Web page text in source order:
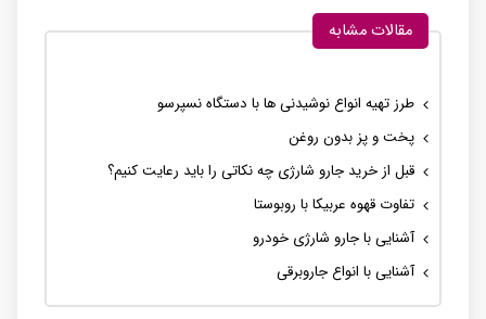
مقالات مشابه
طرز تهیه انواع نوشیدنی ها با دستگاه نسپرسو
پخت و پز بدون روغن
قبل از خرید جارو شارژی چه نکاتی را باید رعایت کنیم؟
تفاوت قهوه عربیکا با روبوستا
آشنایی با جارو شارژی خودرو
آشنایی با انواع جاروبرقی